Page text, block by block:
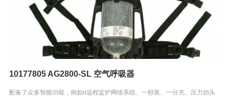
10177805 AG2800-SL 空气呼吸器
配备了众多智能功能，例如α远程监护网络系统、一秒装、一分充、压力抬头